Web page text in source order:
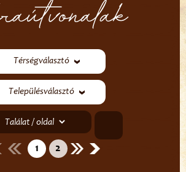
Térségválasztó
Településválasztó
1 2